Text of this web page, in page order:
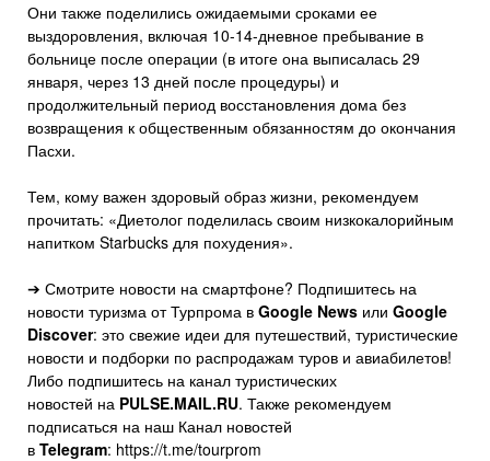
Они также поделились ожидаемыми сроками ее
выздоровления, включая 10-14-дневное пребывание в
больнице после операции (в итоге она выписалась 29
января, через 13 дней после процедуры) и
продолжительный период восстановления дома без
возвращения к общественным обязанностям до окончания
Пасхи.
Тем, кому важен здоровый образ жизни, рекомендуем
прочитать: «Диетолог поделилась своим низкокалорийным
напитком Starbucks для похудения».
➔ Смотрите новости на смартфоне? Подпишитесь на
новости туризма от Турпрома в Google News или Google
Discover: это свежие идеи для путешествий, туристические
новости и подборки по распродажам туров и авиабилетов!
Либо подпишитесь на канал туристических
новостей на PULSE.MAIL.RU. Также рекомендуем
подписаться на наш Канал новостей
в Telegram: https://t.me/tourprom